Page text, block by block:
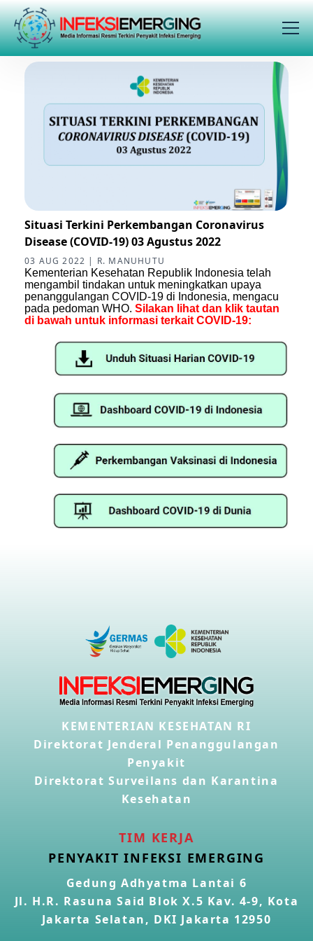
Situasi Terkini Perkembangan Coronavirus
Disease (COVID-19) 03 Agustus 2022
03 AUG 2022 | R. MANUHUTU
Kementerian Kesehatan Republik Indonesia telah
mengambil tindakan untuk meningkatkan upaya
penanggulangan COVID-19 di Indonesia, mengacu
pada pedoman WHO. Silakan lihat dan klik tautan
di bawah untuk informasi terkait COVID-19:
KEMENTERIAN KESEHATAN RI
Direktorat Jenderal Penanggulangan
Penyakit
Direktorat Surveilans dan Karantina
Kesehatan
TIM KERJA
PENYAKIT INFEKSI EMERGING
Gedung Adhyatma Lantai 6
Jl. H.R. Rasuna Said Blok X.5 Kav. 4-9, Kota
Jakarta Selatan, DKI Jakarta 12950